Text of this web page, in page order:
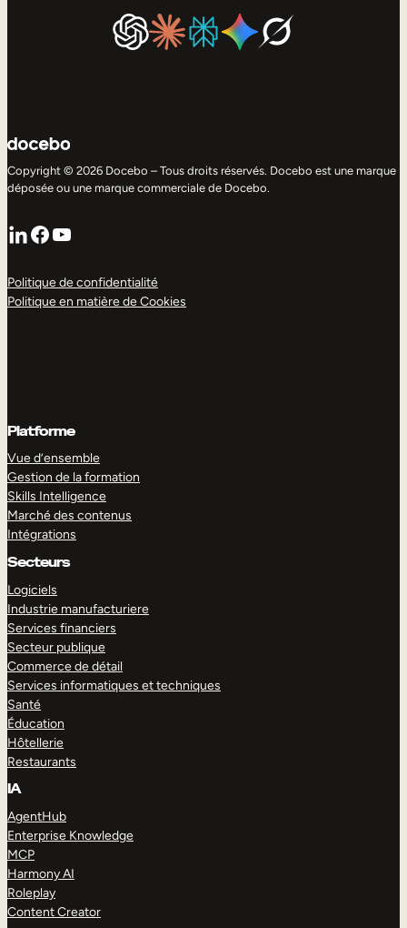
Copyright © 2026 Docebo – Tous droits réservés. Docebo est une marque
déposée ou une marque commerciale de Docebo.
LinkedIn
Facebook
YouTube
Politique de confidentialité
Politique en matière de Cookies
Platforme
Vue d’ensemble
Gestion de la formation
Skills Intelligence
Marché des contenus
Intégrations
Secteurs
Logiciels
Industrie manufacturiere
Services financiers
Secteur publique
Commerce de détail
Services informatiques et techniques
Santé
Éducation
Hôtellerie
Restaurants
IA
AgentHub
Enterprise Knowledge
MCP
Harmony AI
Roleplay
Content Creator